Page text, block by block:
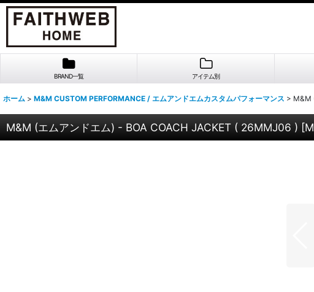
BRAND一覧 アイテム別
ホーム > M&M CUSTOM PERFORMANCE / エムアンドエムカスタムパフォーマンス > M&M
M&M (エムアンドエム) - BOA COACH JACKET ( 26MMJ06 ) [